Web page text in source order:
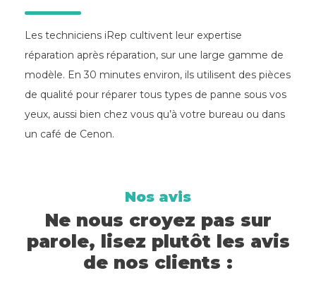
Les techniciens iRep cultivent leur expertise
réparation après réparation, sur une large gamme de
modèle. En 30 minutes environ, ils utilisent des pièces
de qualité pour réparer tous types de panne sous vos
yeux, aussi bien chez vous qu’à votre bureau ou dans
un café de Cenon.
Nos avis
Ne nous croyez pas sur
parole, lisez plutôt les avis
de nos clients :